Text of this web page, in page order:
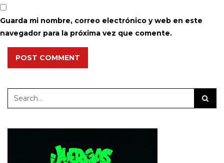
Guarda mi nombre, correo electrónico y web en este
navegador para la próxima vez que comente.
POST COMMENT